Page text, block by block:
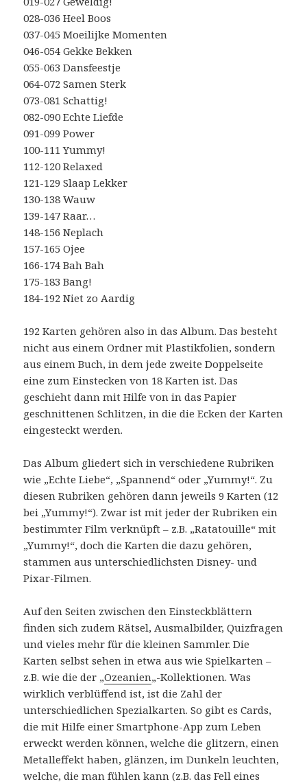
028-036 Heel Boos
037-045 Moeilijke Momenten
046-054 Gekke Bekken
055-063 Dansfeestje
064-072 Samen Sterk
073-081 Schattig!
082-090 Echte Liefde
091-099 Power
100-111 Yummy!
112-120 Relaxed
121-129 Slaap Lekker
130-138 Wauw
139-147 Raar…
148-156 Neplach
157-165 Ojee
166-174 Bah Bah
175-183 Bang!
184-192 Niet zo Aardig
192 Karten gehören also in das Album. Das besteht
nicht aus einem Ordner mit Plastikfolien, sondern
aus einem Buch, in dem jede zweite Doppelseite
eine zum Einstecken von 18 Karten ist. Das
geschieht dann mit Hilfe von in das Papier
geschnittenen Schlitzen, in die die Ecken der Karten
eingesteckt werden.
Das Album gliedert sich in verschiedene Rubriken
wie „Echte Liebe“, „Spannend“ oder „Yummy!“. Zu
diesen Rubriken gehören dann jeweils 9 Karten (12
bei „Yummy!“). Zwar ist mit jeder der Rubriken ein
bestimmter Film verknüpft – z.B. „Ratatouille“ mit
„Yummy!“, doch die Karten die dazu gehören,
stammen aus unterschiedlichsten Disney- und
Pixar-Filmen.
Auf den Seiten zwischen den Einsteckblättern
finden sich zudem Rätsel, Ausmalbilder, Quizfragen
und vieles mehr für die kleinen Sammler. Die
Karten selbst sehen in etwa aus wie Spielkarten –
z.B. wie die der „Ozeanien„-Kollektionen. Was
wirklich verblüffend ist, ist die Zahl der
unterschiedlichen Spezialkarten. So gibt es Cards,
die mit Hilfe einer Smartphone-App zum Leben
erweckt werden können, welche die glitzern, einen
Metalleffekt haben, glänzen, im Dunkeln leuchten,
welche, die man fühlen kann (z.B. das Fell eines